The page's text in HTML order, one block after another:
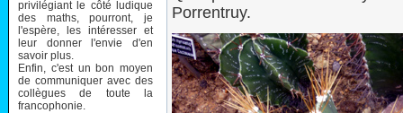
privilégiant le côté ludique
des maths, pourront, je
l'espère, les intéresser et
leur donner l'envie d'en
savoir plus.
Enfin, c'est un bon moyen
de communiquer avec des
collègues de toute la
francophonie.
Porrentruy.